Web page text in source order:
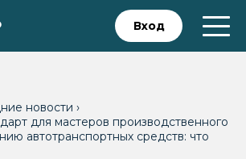
Вход
новости ›
для мастеров производственного
автотранспортных средств: что